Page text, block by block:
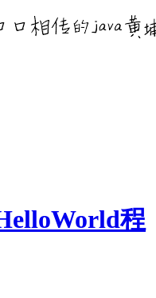
程